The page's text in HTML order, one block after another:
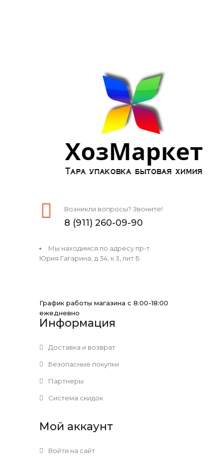
Возникли вопросы? Звоните!
8 (911) 260-09-90
Мы находимся по адресу пр-т
Юрия Гагарина, д 34, к 3, лит Б
График работы магазина с 8:00-18:00
ежедневно
Информация
Доставка и возврат
Безопасные покупки
Партнеры
Система скидок
Мой аккаунт
Войти на сайт